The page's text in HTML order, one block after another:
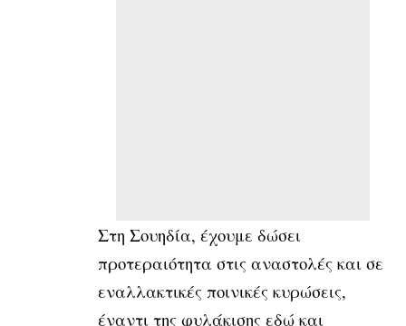
Στη Σουηδία, έχουμε δώσει
προτεραιότητα στις αναστολές και σε
εναλλακτικές ποινικές κυρώσεις,
έναντι της φυλάκισης εδώ και